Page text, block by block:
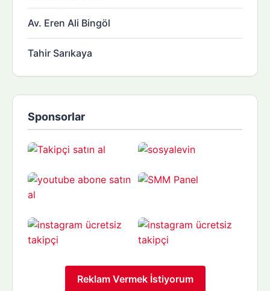
Av. Eren Ali Bingöl
Tahir Sarıkaya
Sponsorlar
Reklam Vermek İstiyorum